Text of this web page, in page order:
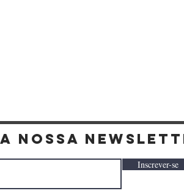
a nossa
Inscrever-se